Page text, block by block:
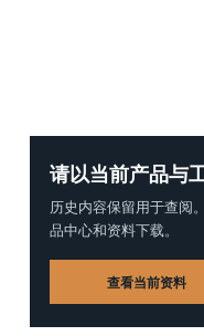
请以当前产品与
历史内容保留用于查阅
品中心和资料下载。
查看当前资料